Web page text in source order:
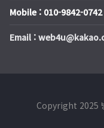
Mobile : 010-9842-0742
Email :
Copyright 2025